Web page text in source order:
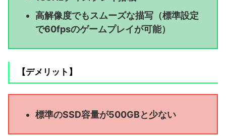
高解像度でもスムーズな描写（標準設定
で60fpsのゲームプレイが可能）
【デメリット】
標準のSSD容量が500GBと少ない